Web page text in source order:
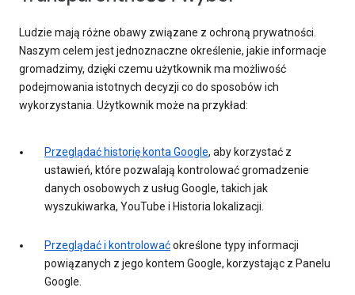
Ludzie mają różne obawy związane z ochroną prywatności.
Naszym celem jest jednoznaczne określenie, jakie informacje
gromadzimy, dzięki czemu użytkownik ma możliwość
podejmowania istotnych decyzji co do sposobów ich
wykorzystania. Użytkownik może na przykład:
Przeglądać historię konta Google, aby korzystać z
ustawień, które pozwalają kontrolować gromadzenie
danych osobowych z usług Google, takich jak
wyszukiwarka, YouTube i Historia lokalizacji.
Przeglądać i kontrolowaćokreślone typy informacji
powiązanych z jego kontem Google, korzystając z Panelu
Google.